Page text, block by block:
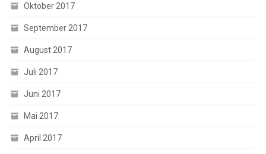
Oktober 2017
September 2017
August 2017
Juli 2017
Juni 2017
Mai 2017
April 2017